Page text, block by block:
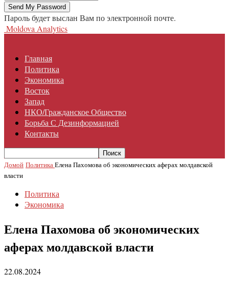
Пароль будет выслан Вам по электронной почте.
Moldova Analytics
Главная
Политика
Экономика
Восток
Запад
НКО/гражданское Общество
Борьба С Дезинформацией
Контакты
Домой ПолитикаЕлена Пахомова об экономических аферах молдавской
власти
Политика
Экономика
Елена Пахомова об экономических
аферах молдавской власти
22.08.2024